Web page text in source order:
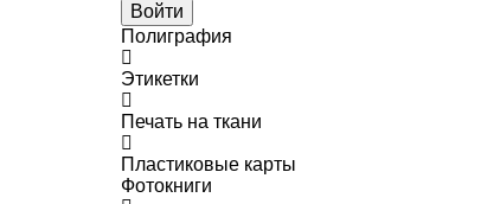
Войти
Полиграфия
Этикетки
Печать на ткани
Пластиковые карты
Фотокниги